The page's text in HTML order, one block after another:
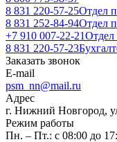
8 831 220-57-25Отдел
8 831 252-84-94Отдел
+7 910 007-22-21Отдел
8 831 220-57-23
Заказать звонок
E-mail
psm_nn@mail.ru
Адрес
г. Нижний Новгород,
Режим работы
Пн. – Пт.: с 08:00 до